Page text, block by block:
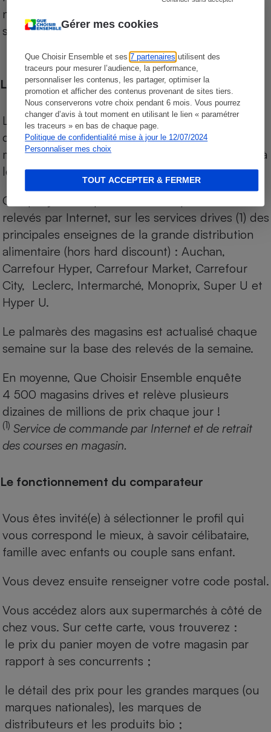
Gérer mes cookies
Que Choisir Ensemble et ses7 partenaires utilisent des
traceurs pour mesurer l’audience, la performance,
personnaliser les contenus, les partager, optimiser la
promotion et afficher des contenus provenant de sites tiers.
Nous conserverons votre choix pendant 6 mois. Vous pourrez
changer d’avis à tout moment en utilisant le lien « paramétrer
les traceurs » en bas de chaque page.
Politique de confidentialité mise à jour le 12/07/2024
Personnaliser mes choix
TOUT ACCEPTER & FERMER
niveau de prix des supermarchés, géolocalisés
sur le territoire français.
Les comparaisons de prix
Les comparaisons sont réalisées sur l’ensemble
des produits des magasins. Les produits de
marques de distributeurs (MDD) sont comparés à
leurs équivalents chez leurs concurrents.
Chaque jour, les prix de tous les produits sont
relevés par Internet, sur les services drives (1) des
principales enseignes de la grande distribution
alimentaire (hors hard discount) : Auchan,
Carrefour Hyper, Carrefour Market, Carrefour
City, Leclerc, Intermarché, Monoprix, Super U et
Hyper U.
Le palmarès des magasins est actualisé chaque
semaine sur la base des relevés de la semaine.
En moyenne, Que Choisir Ensemble enquête
4 500 magasins drives et relève plusieurs
dizaines de millions de prix chaque jour !
(1) Service de commande par Internet et de retrait
des courses en magasin.
Le fonctionnement du comparateur
Vous êtes invité(e) à sélectionner le profil qui
vous correspond le mieux, à savoir célibataire,
famille avec enfants ou couple sans enfant.
Vous devez ensuite renseigner votre code postal.
Vous accédez alors aux supermarchés à côté de
chez vous. Sur cette carte, vous trouverez :
le prix du panier moyen de votre magasin par
rapport à ses concurrents ;
le détail des prix pour les grandes marques (ou
marques nationales), les marques de
distributeurs et les produits bio ;